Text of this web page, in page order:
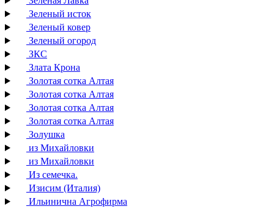
Зеленый исток
Зеленый ковер
Зеленый огород
ЗКС
Злата Крона
Золотая сотка Алтая
Золотая сотка Алтая
Золотая сотка Алтая
Золотая сотка Алтая
Золушка
из Михайловки
из Михайловки
Из семечка.
Изисим (Италия)
Ильинична Агрофирма